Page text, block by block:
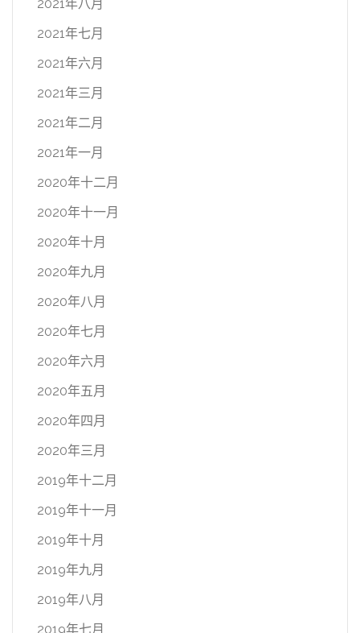
2021年八月
2021年七月
2021年六月
2021年三月
2021年二月
2021年一月
2020年十二月
2020年十一月
2020年十月
2020年九月
2020年八月
2020年七月
2020年六月
2020年五月
2020年四月
2020年三月
2019年十二月
2019年十一月
2019年十月
2019年九月
2019年八月
2019年七月